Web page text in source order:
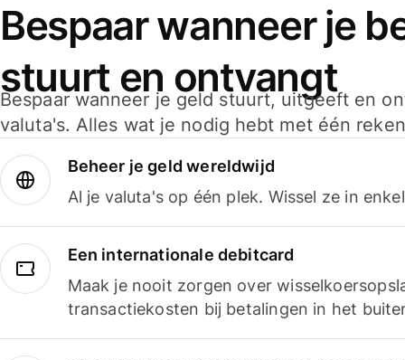
Bespaar wanneer je
stuurt en ontvangt
Bespaar wanneer je geld stuurt, uitgeeft en
valuta's. Alles wat je nodig hebt met één
Beheer je geld wereldwijd
Al je valuta's op één plek. Wissel ze in
Een internationale debitcard
Maak je nooit zorgen over
transactiekosten bij betalingen in het